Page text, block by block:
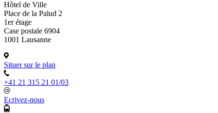
Hôtel de Ville
Place de la Palud 2
1er étage
Case postale 6904
1001 Lausanne
Situer sur le plan
+41 21 315 21 01/03
Ecrivez-nous